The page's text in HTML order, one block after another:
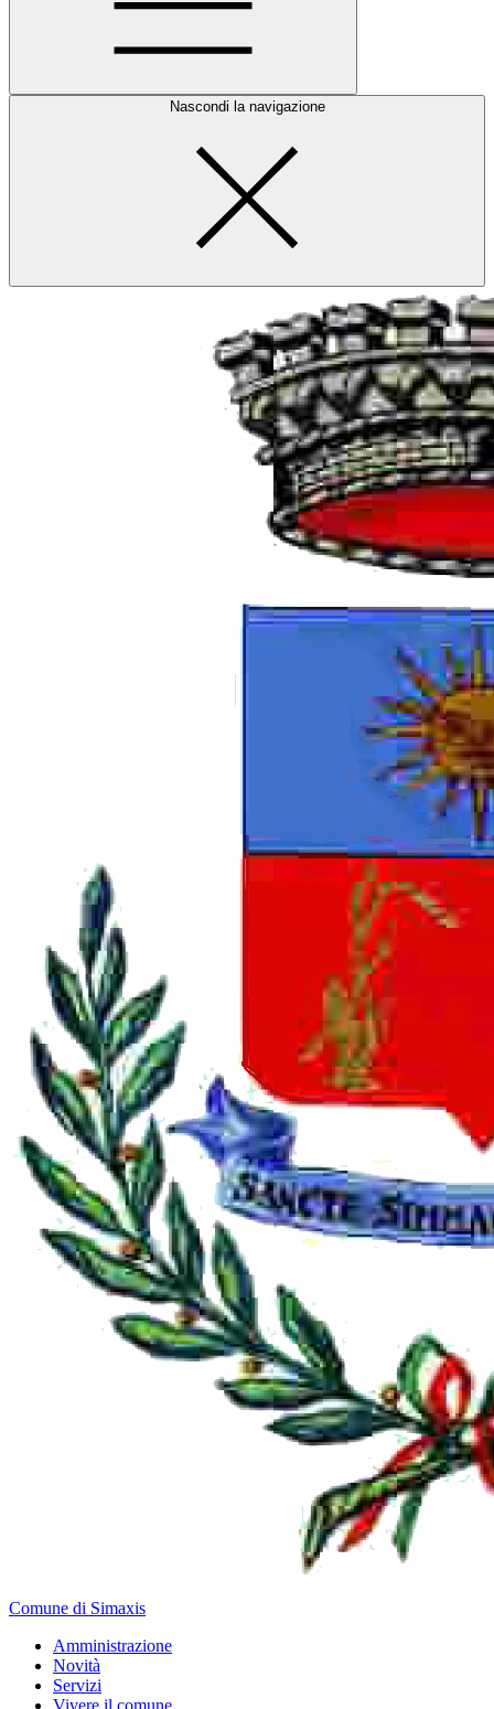
Nascondi la navigazione
Comune di Simaxis
Amministrazione
Novità
Servizi
Vivere il comune